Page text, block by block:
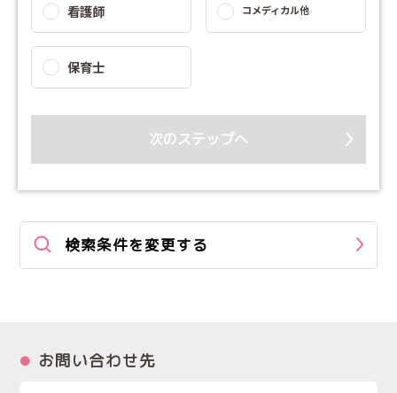
看護師 コメディカル他
保育士
次のステップへ
検索条件を変更する
お問い合わせ先